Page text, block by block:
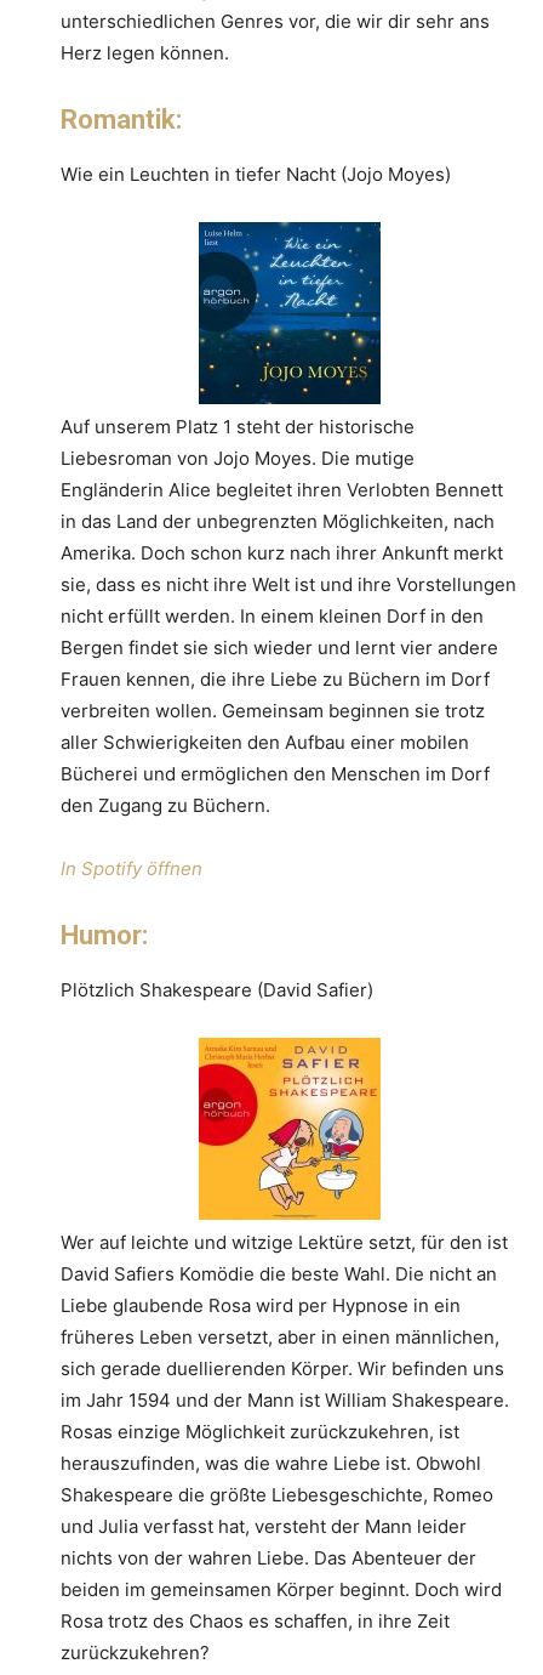
unterschiedlichen Genres vor, die wir dir sehr ans
Herz legen können.
Romantik:
Wie ein Leuchten in tiefer Nacht (Jojo Moyes)
Auf unserem Platz 1 steht der historische
Liebesroman von Jojo Moyes. Die mutige
Engländerin Alice begleitet ihren Verlobten Bennett
in das Land der unbegrenzten Möglichkeiten, nach
Amerika. Doch schon kurz nach ihrer Ankunft merkt
sie, dass es nicht ihre Welt ist und ihre Vorstellungen
nicht erfüllt werden. In einem kleinen Dorf in den
Bergen findet sie sich wieder und lernt vier andere
Frauen kennen, die ihre Liebe zu Büchern im Dorf
verbreiten wollen. Gemeinsam beginnen sie trotz
aller Schwierigkeiten den Aufbau einer mobilen
Bücherei und ermöglichen den Menschen im Dorf
den Zugang zu Büchern.
In Spotify öffnen
Humor:
Plötzlich Shakespeare (David Safier)
Wer auf leichte und witzige Lektüre setzt, für den ist
David Safiers Komödie die beste Wahl. Die nicht an
Liebe glaubende Rosa wird per Hypnose in ein
früheres Leben versetzt, aber in einen männlichen,
sich gerade duellierenden Körper. Wir befinden uns
im Jahr 1594 und der Mann ist William Shakespeare.
Rosas einzige Möglichkeit zurückzukehren, ist
herauszufinden, was die wahre Liebe ist. Obwohl
Shakespeare die größte Liebesgeschichte, Romeo
und Julia verfasst hat, versteht der Mann leider
nichts von der wahren Liebe. Das Abenteuer der
beiden im gemeinsamen Körper beginnt. Doch wird
Rosa trotz des Chaos es schaffen, in ihre Zeit
zurückzukehren?